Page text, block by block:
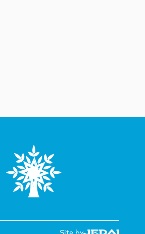
nəfər xəsarət alıb
07 Avqust 14:19
Dəməşqdə mikroavtobus
partladılıb, 2 nəfər həlak olub